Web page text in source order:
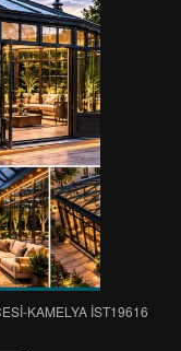
KAMELYA IST19616